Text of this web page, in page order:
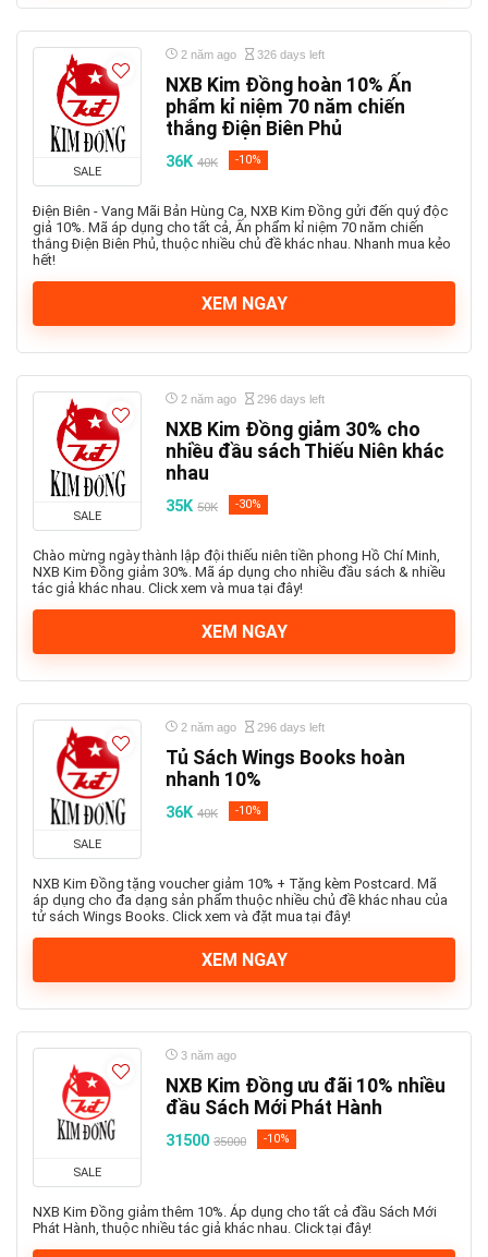
SALE
2 năm ago 326 days left
NXB Kim Đồng hoàn 10% Ấn
phẩm kỉ niệm 70 năm chiến
thắng Điện Biên Phủ
36K 40K -10%
Điện Biên - Vang Mãi Bản Hùng Ca, NXB Kim Đồng gửi đến quý độc
giả 10%. Mã áp dụng cho tất cả, Ấn phẩm kỉ niệm 70 năm chiến
thắng Điện Biên Phủ, thuộc nhiều chủ đề khác nhau. Nhanh mua kẻo
hết!
XEM NGAY
SALE
2 năm ago 296 days left
NXB Kim Đồng giảm 30% cho
nhiều đầu sách Thiếu Niên khác
nhau
35K 50K -30%
Chào mừng ngày thành lập đội thiếu niên tiền phong Hồ Chí Minh,
NXB Kim Đồng giảm 30%. Mã áp dụng cho nhiều đầu sách & nhiều
tác giả khác nhau. Click xem và mua tại đây!
XEM NGAY
SALE
2 năm ago 296 days left
Tủ Sách Wings Books hoàn
nhanh 10%
36K 40K -10%
NXB Kim Đồng tặng voucher giảm 10% + Tặng kèm Postcard. Mã
áp dụng cho đa dạng sản phẩm thuộc nhiều chủ đề khác nhau của
tử sách Wings Books. Click xem và đặt mua tại đây!
XEM NGAY
SALE
3 năm ago
NXB Kim Đồng ưu đãi 10% nhiều
đầu Sách Mới Phát Hành
31500 35000 -10%
NXB Kim Đồng giảm thêm 10%. Áp dụng cho tất cả đầu Sách Mới
Phát Hành, thuộc nhiều tác giả khác nhau. Click tại đây!